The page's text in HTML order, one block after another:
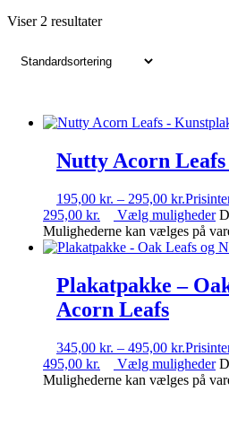
Viser 2 resultater
Nutty Acorn
195,00 kr. – 295,00 kr.
295,00 kr.
Vælg muligheder
Mulighederne kan vælges på
Plakatpakke –
Acorn Leafs
345,00 kr. – 495,00 kr.
495,00 kr.
Vælg muligheder
Mulighederne kan vælges på